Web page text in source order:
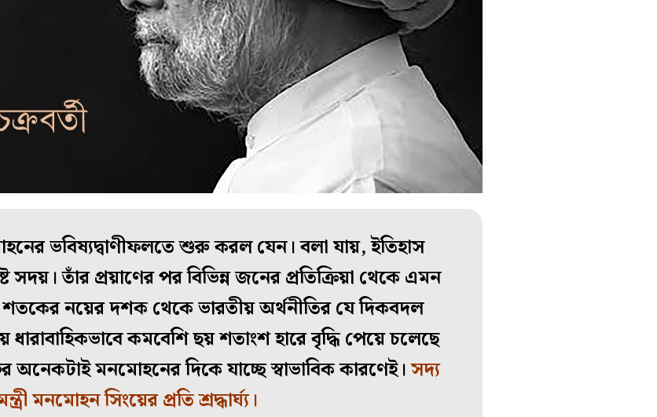
ভবিষ্যদ্বাণীফলতে শুরু করল যেন। বলা যায়, ইতিহাস
সদয়। তাঁর প্রয়াণের পর বিভিন্ন জনের প্রতিক্রিয়া থেকে এমন
নয়ের দশক থেকে ভারতীয় অর্থনীতির যে দিকবদল
কমবেশি ছয় শতাংশ হারে বৃদ্ধি পেয়ে চলেছে
মনমোহনের দিকে যাচ্ছে স্বাভাবিক কারণেই।সদ্য
মনমোহন সিংয়ের প্রতি শ্রদ্ধার্ঘ্য।